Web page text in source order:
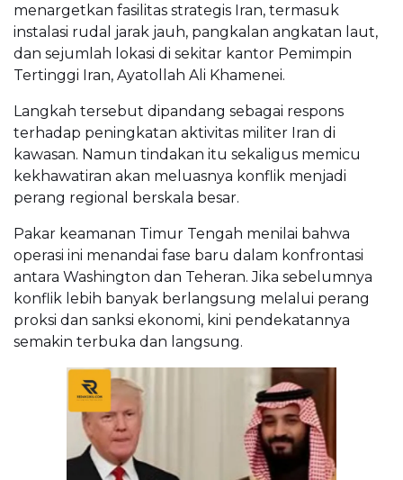
menargetkan fasilitas strategis Iran, termasuk
instalasi rudal jarak jauh, pangkalan angkatan laut,
dan sejumlah lokasi di sekitar kantor Pemimpin
Tertinggi Iran, Ayatollah Ali Khamenei.
Langkah tersebut dipandang sebagai respons
terhadap peningkatan aktivitas militer Iran di
kawasan. Namun tindakan itu sekaligus memicu
kekhawatiran akan meluasnya konflik menjadi
perang regional berskala besar.
Pakar keamanan Timur Tengah menilai bahwa
operasi ini menandai fase baru dalam konfrontasi
antara Washington dan Teheran. Jika sebelumnya
konflik lebih banyak berlangsung melalui perang
proksi dan sanksi ekonomi, kini pendekatannya
semakin terbuka dan langsung.